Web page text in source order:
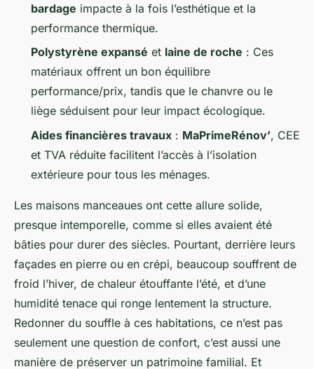
bardage impacte à la fois l’esthétique et la
performance thermique.
Polystyrène expansé et laine de roche : Ces
matériaux offrent un bon équilibre
performance/prix, tandis que le chanvre ou le
liège séduisent pour leur impact écologique.
Aides financières travaux : MaPrimeRénov’, CEE
et TVA réduite facilitent l’accès à l’isolation
extérieure pour tous les ménages.
Les maisons manceaues ont cette allure solide,
presque intemporelle, comme si elles avaient été
bâties pour durer des siècles. Pourtant, derrière leurs
façades en pierre ou en crépi, beaucoup souffrent de
froid l’hiver, de chaleur étouffante l’été, et d’une
humidité tenace qui ronge lentement la structure.
Redonner du souffle à ces habitations, ce n’est pas
seulement une question de confort, c’est aussi une
manière de préserver un patrimoine familial. Et